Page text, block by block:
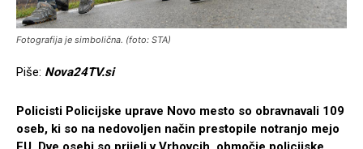
Fotografija je simbolična. (foto: STA)
Piše: Nova24TV.si
Policisti Policijske uprave Novo mesto so obravnavali 109
oseb, ki so na nedovoljen način prestopile notranjo mejo